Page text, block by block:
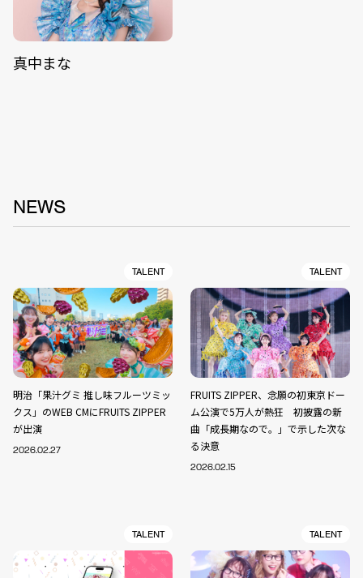
真中まな
NEWS
TALENT
明治「果汁グミ 推し味フルーツミッ
クス」のWEB CMにFRUITS ZIPPER
が出演
2026.02.27
TALENT
FRUITS ZIPPER、念願の初東京ドー
ム公演で5万人が熱狂 初披露の新
曲「成長期なので。」で示した次な
る決意
2026.02.15
TALENT TALENT